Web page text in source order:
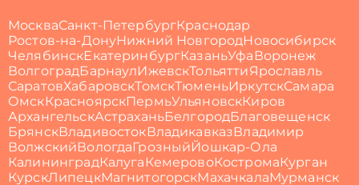
МоскваСанкт-ПетербургКраснодар
Ростов-на-ДонуНижний НовгородНовосибирск
ЧелябинскЕкатеринбургКазаньУфа Воронеж
ВолгоградБарнаулИжевскТольяттиЯрославль
СаратовХабаровскТомскТюменьИркутскСамара
ОмскКрасноярскПермьУльяновскКиров
АрхангельскАстраханьБелгородБлаговещенск
БрянскВладивостокВладикавказВладимир
ВолжскийВологдаГрозныйЙошкар-Ола
КалининградКалуга КемеровоКостромаКурган
КурскЛипецкМагнитогорскМахачкалаМурманск